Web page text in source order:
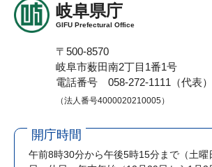
岐阜県庁
GIFU Prefectural Office
〒500-8570
岐阜市薮田南2丁目1番1号
電話番号 058-272-1111（代表）
（法人番号4000020210005）
開庁時間
午前8時30分から午後5時15分まで （土